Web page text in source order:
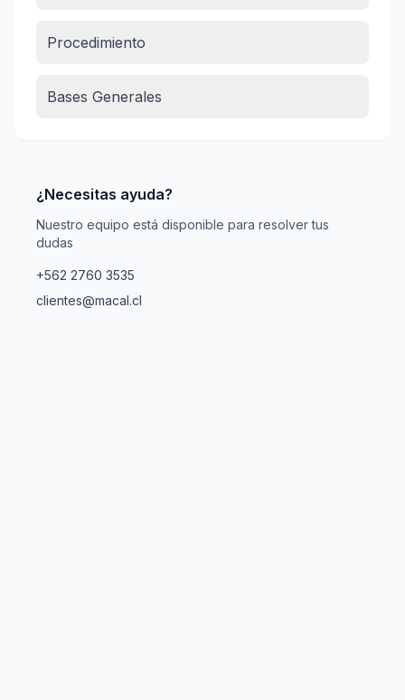
Procedimiento
Bases Generales
¿Necesitas ayuda?
Nuestro equipo está disponible para resolver tus
dudas
+562 2760 3535
clientes@macal.cl